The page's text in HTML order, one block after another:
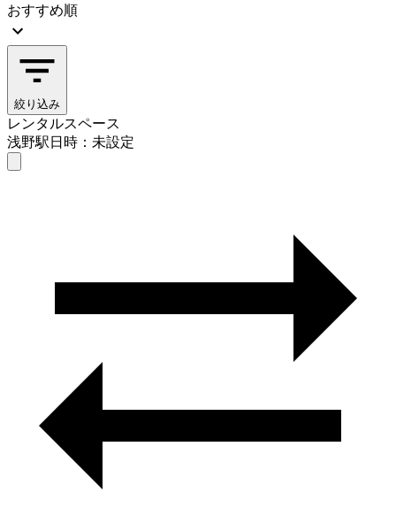
おすすめ順
絞り込み
レンタルスペース
浅野駅日時：未設定